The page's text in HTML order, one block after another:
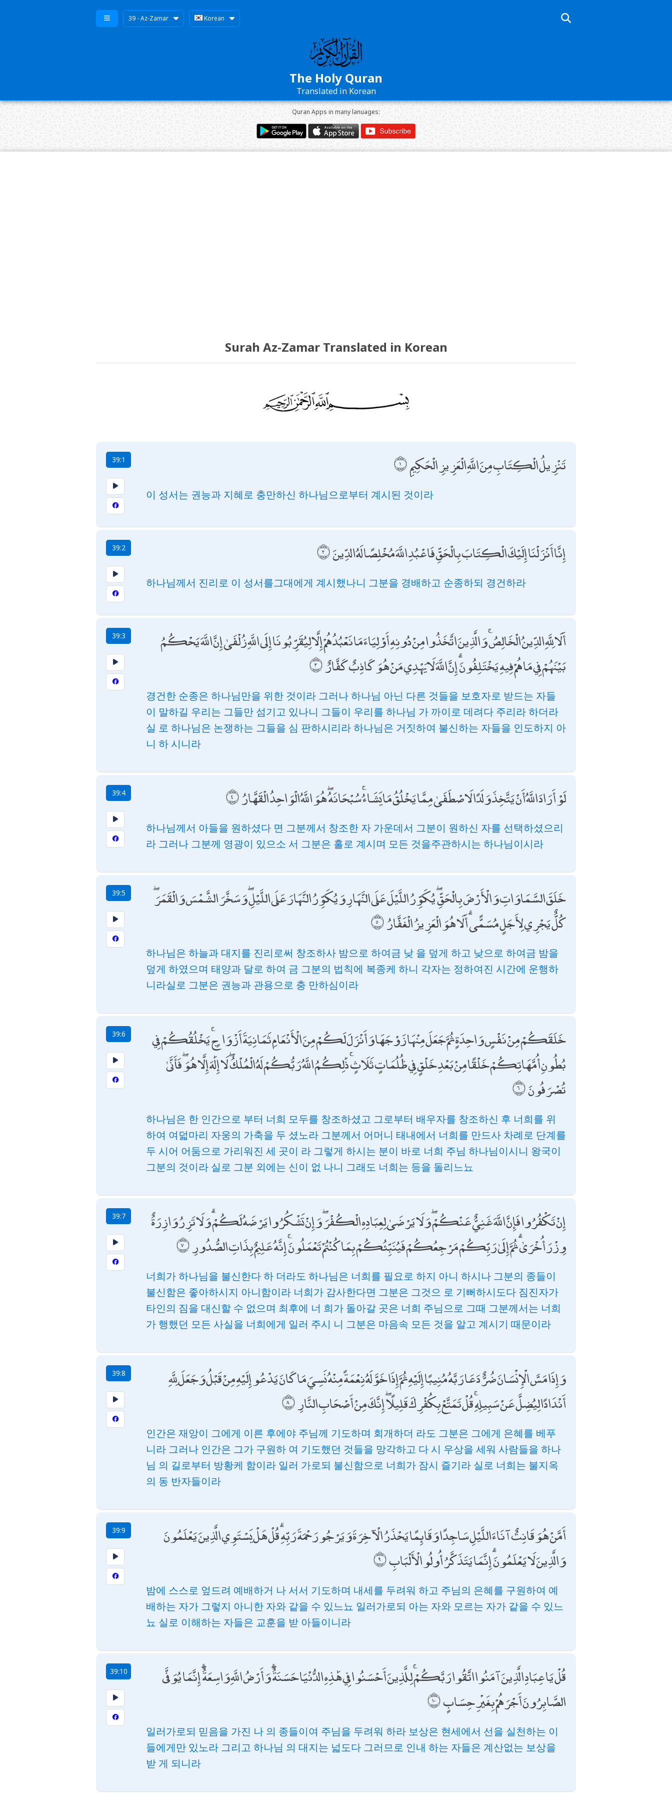
39 - Az-Zamar Korean
The Holy Quran
Translated in Korean
Quran Apps in many lanuages:
Surah Az-Zamar Translated in Korean
39:1 تَنْزِيلُ الْكِتَابِ مِنَ اللَّهِ الْعَزِيزِ الْحَكِيمِ
이 성서는 권능과 지혜로 충만하신 하나님으로부터 계시된 것이라
39:2 إِنَّا أَنْزَلْنَا إِلَيْكَ الْكِتَابَ بِالْحَقِّ فَاعْبُدِ اللَّهَ مُخْلِصًا لَهُ الدِّينَ
하나님께서 진리로 이 성서를그대에게 계시했나니 그분을 경배하고 순종하되 경건하라
39:3
أَلَا لِلَّهِ الدِّينُ الْخَالِصُ ۚ وَالَّذِينَ اتَّخَذُوا مِنْ دُونِهِ أَوْلِيَاءَ مَا نَعْبُدُهُمْ إِلَّا لِيُقَرِّبُونَا إِلَى اللَّهِ زُلْفَىٰ إِنَّ اللَّهَ يَحْكُمُ
بَيْنَهُمْ فِي مَا هُمْ فِيهِ يَخْتَلِفُونَ ۗ إِنَّ اللَّهَ لَا يَهْدِي مَنْ هُوَ كَاذِبٌ كَفَّارٌ
경건한 순종은 하나님만을 위한 것이라 그러나 하나님 아닌 다른 것들을 보호자로 받드는 자들
이 말하길 우리는 그들만 섬기고 있나니 그들이 우리를 하나님 가 까이로 데려다 주리라 하더라
실 로 하나님은 논쟁하는 그들을 심 판하시리라 하나님은 거짓하여 불신하는 자들을 인도하지 아
니 하 시니라
39:4 لَوْ أَرَادَ اللَّهُ أَنْ يَتَّخِذَ وَلَدًا لَاصْطَفَىٰ مِمَّا يَخْلُقُ مَا يَشَاءُ ۚ سُبْحَانَهُ ۖ هُوَ اللَّهُ الْوَاحِدُ الْقَهَّارُ
하나님께서 아들을 원하셨다 면 그분께서 창조한 자 가운데서 그분이 원하신 자를 선택하셨으리
라 그러나 그분께 영광이 있으소 서 그분은 홀로 계시며 모든 것을주관하시는 하나님이시라
39:5
خَلَقَ السَّمَاوَاتِ وَالْأَرْضَ بِالْحَقِّ ۖ يُكَوِّرُ اللَّيْلَ عَلَى النَّهَارِ وَيُكَوِّرُ النَّهَارَ عَلَى اللَّيْلِ ۖ وَسَخَّرَ الشَّمْسَ وَالْقَمَرَ ۖ
كُلٌّ يَجْرِي لِأَجَلٍ مُسَمًّى ۗ أَلَا هُوَ الْعَزِيزُ الْغَفَّارُ
하나님은 하늘과 대지를 진리로써 창조하사 밤으로 하여금 낮 을 덮게 하고 낮으로 하여금 밤을
덮게 하였으며 태양과 달로 하여 금 그분의 법칙에 복종케 하니 각자는 정하여진 시간에 운행하
니라실로 그분은 권능과 관용으로 충 만하심이라
39:6
خَلَقَكُمْ مِنْ نَفْسٍ وَاحِدَةٍ ثُمَّ جَعَلَ مِنْهَا زَوْجَهَا وَأَنْزَلَ لَكُمْ مِنَ الْأَنْعَامِ ثَمَانِيَةَ أَزْوَاجٍ ۚ يَخْلُقُكُمْ فِي
بُطُونِ أُمَّهَاتِكُمْ خَلْقًا مِنْ بَعْدِ خَلْقٍ فِي ظُلُمَاتٍ ثَلَاثٍ ۚ ذَٰلِكُمُ اللَّهُ رَبُّكُمْ لَهُ الْمُلْكُ ۖ لَا إِلَٰهَ إِلَّا هُوَ ۖ فَأَنَّىٰ
تُصْرَفُونَ
하나님은 한 인간으로 부터 너희 모두를 창조하셨고 그로부터 배우자를 창조하신 후 너희를 위
하여 여덟마리 자웅의 가축을 두 셨노라 그분께서 어머니 태내에서 너희를 만드사 차례로 단계를
두 시어 어둠으로 가리워진 세 곳이 라 그렇게 하시는 분이 바로 너희 주님 하나님이시니 왕국이
그분의 것이라 실로 그분 외에는 신이 없 나니 그래도 너희는 등을 돌리느뇨
39:7
إِنْ تَكْفُرُوا فَإِنَّ اللَّهَ غَنِيٌّ عَنْكُمْ ۖ وَلَا يَرْضَىٰ لِعِبَادِهِ الْكُفْرَ ۖ وَإِنْ تَشْكُرُوا يَرْضَهُ لَكُمْ ۗ وَلَا تَزِرُ وَازِرَةٌ
وِزْرَ أُخْرَىٰ ۗ ثُمَّ إِلَىٰ رَبِّكُمْ مَرْجِعُكُمْ فَيُنَبِّئُكُمْ بِمَا كُنْتُمْ تَعْمَلُونَ ۚ إِنَّهُ عَلِيمٌ بِذَاتِ الصُّدُورِ
너희가 하나님을 불신한다 하 더라도 하나님은 너희를 필요로 하지 아니 하시나 그분의 종들이
불신함은 좋아하시지 아니함이라 너희가 감사한다면 그분은 그것으 로 기뻐하시도다 짐진자가
타인의 짐을 대신할 수 없으며 최후에 너 희가 돌아갈 곳은 너희 주님으로 그때 그분께서는 너희
가 행했던 모든 사실을 너희에게 일러 주시 니 그분은 마음속 모든 것을 알고 계시기 때문이라
39:8
وَإِذَا مَسَّ الْإِنْسَانَ ضُرٌّ دَعَا رَبَّهُ مُنِيبًا إِلَيْهِ ثُمَّ إِذَا خَوَّلَهُ نِعْمَةً مِنْهُ نَسِيَ مَا كَانَ يَدْعُو إِلَيْهِ مِنْ قَبْلُ وَجَعَلَ لِلَّهِ
أَنْدَادًا لِيُضِلَّ عَنْ سَبِيلِهِ ۚ قُلْ تَمَتَّعْ بِكُفْرِكَ قَلِيلًا ۖ إِنَّكَ مِنْ أَصْحَابِ النَّارِ
인간은 재앙이 그에게 이른 후에야 주님께 기도하며 회개하더 라도 그분은 그에게 은혜를 베푸
니라 그러나 인간은 그가 구원하 여 기도했던 것들을 망각하고 다 시 우상을 세워 사람들을 하나
님 의 길로부터 방황케 함이라 일러 가로되 불신함으로 너희가 잠시 즐기라 실로 너희는 불지옥
의 동 반자들이라
39:9
أَمَّنْ هُوَ قَانِتٌ آنَاءَ اللَّيْلِ سَاجِدًا وَقَائِمًا يَحْذَرُ الْآخِرَةَ وَيَرْجُو رَحْمَةَ رَبِّهِ ۗ قُلْ هَلْ يَسْتَوِي الَّذِينَ يَعْلَمُونَ
وَالَّذِينَ لَا يَعْلَمُونَ ۗ إِنَّمَا يَتَذَكَّرُ أُولُو الْأَلْبَابِ
밤에 스스로 엎드려 예배하거 나 서서 기도하며 내세를 두려워 하고 주님의 은혜를 구원하여 예
배하는 자가 그렇지 아니한 자와 같을 수 있느뇨 일러가로되 아는 자와 모르는 자가 같을 수 있느
뇨 실로 이해하는 자들은 교훈을 받 아들이니라
39:10
قُلْ يَا عِبَادِ الَّذِينَ آمَنُوا اتَّقُوا رَبَّكُمْ ۚ لِلَّذِينَ أَحْسَنُوا فِي هَٰذِهِ الدُّنْيَا حَسَنَةٌ ۗ وَأَرْضُ اللَّهِ وَاسِعَةٌ ۗ إِنَّمَا يُوَفَّى
الصَّابِرُونَ أَجْرَهُمْ بِغَيْرِ حِسَابٍ
일러가로되 믿음을 가진 나 의 종들이여 주님을 두려워 하라 보상은 현세에서 선을 실천하는 이
들에게만 있노라 그리고 하나님 의 대지는 넓도다 그러므로 인내 하는 자들은 계산없는 보상을
받 게 되니라